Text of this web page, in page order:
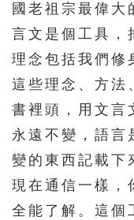
國老祖宗最偉大
言文是個工具，
理念包括我們修
這些理念、方法
書裡頭，用文言
永遠不變，語言
變的東西記載下
現在通信一樣，
全能了解。這個